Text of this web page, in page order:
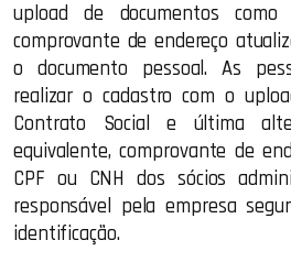
upload de documentos
comprovante de endereço
o documento pessoal. As
realizar o cadastro com o
Contrato Social e última
equivalente, comprovante de
CPF ou CNH dos sócios
responsável pela empresa
identificação.